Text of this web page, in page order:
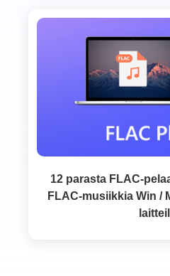
12 parasta FLAC-
FLAC-musiikkia Win /